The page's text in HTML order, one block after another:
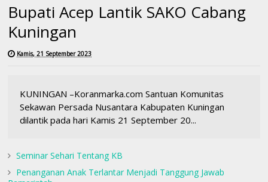
Bupati Acep Lantik SAKO Cabang
Kuningan
Kamis, 21 September 2023
KUNINGAN –Koranmarka.com Santuan Komunitas
Sekawan Persada Nusantara Kabupaten Kuningan
dilantik pada hari Kamis 21 September 20...
Seminar Sehari Tentang KB
Penanganan Anak Terlantar Menjadi Tanggung Jawab